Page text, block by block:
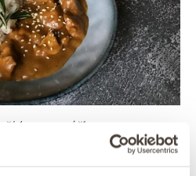
omáčkou